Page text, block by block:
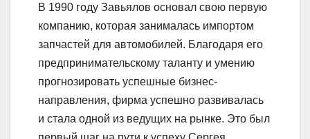
В 1990 году Завьялов основал свою первую
компанию, которая занималась импортом
запчастей для автомобилей. Благодаря его
предпринимательскому таланту и умению
прогнозировать успешные бизнес-
направления, фирма успешно развивалась
и стала одной из ведущих на рынке. Это был